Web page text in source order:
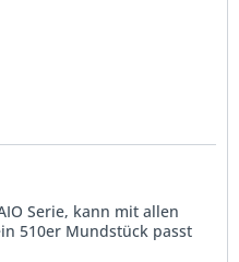
Serie, kann mit allen
510er Mundstück passt